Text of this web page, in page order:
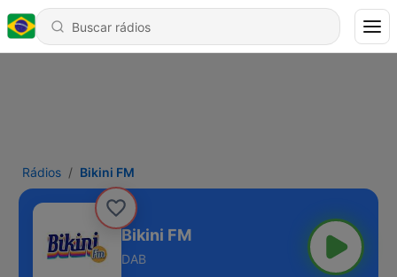
Rádios Bikini FM
Bikini FM
DAB